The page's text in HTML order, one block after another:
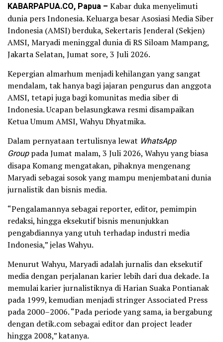
KABARPAPUA.CO, Papua – Kabar duka menyelimuti
dunia pers Indonesia. Keluarga besar Asosiasi Media Siber
Indonesia (AMSI) berduka, Sekertaris Jenderal (Sekjen)
AMSI, Maryadi meninggal dunia di RS Siloam Mampang,
Jakarta Selatan, Jumat sore, 3 Juli 2026.
Kepergian almarhum menjadi kehilangan yang sangat
mendalam, tak hanya bagi jajaran pengurus dan anggota
AMSI, tetapi juga bagi komunitas media siber di
Indonesia. Ucapan belasungkawa resmi disampaikan
Ketua Umum AMSI, Wahyu Dhyatmika.
Dalam pernyataan tertulisnya lewat WhatsApp
Grouppada Jumat malam, 3 Juli 2026, Wahyu yang biasa
disapa Komang mengatakan, pihaknya mengenang
Maryadi sebagai sosok yang mampu menjembatani dunia
jurnalistik dan bisnis media.
“Pengalamannya sebagai reporter, editor, pemimpin
redaksi, hingga eksekutif bisnis menunjukkan
pengabdiannya yang utuh terhadap industri media
Indonesia,” jelas Wahyu.
Menurut Wahyu, Maryadi adalah jurnalis dan eksekutif
media dengan perjalanan karier lebih dari dua dekade. Ia
memulai karier jurnalistiknya di Harian Suaka Pontianak
pada 1999, kemudian menjadi stringer Associated Press
pada 2000–2006. “Pada periode yang sama, ia bergabung
dengan detik.com sebagai editor dan project leader
hingga 2008,” katanya.